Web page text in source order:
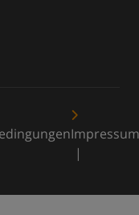
Impressum